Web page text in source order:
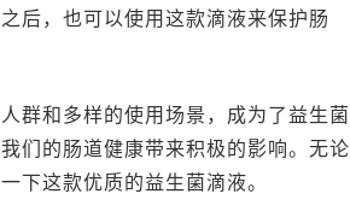
后，也可以使用这款滴液来保护肠
群和多样的使用场景，成为了益生菌
们的肠道健康带来积极的影响。无论
下这款优质的益生菌滴液。